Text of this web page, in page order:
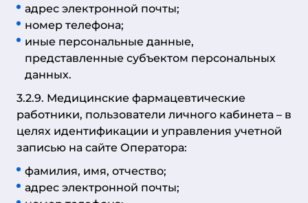
адрес электронной почты;
номер телефона;
иные персональные данные,
представленные субъектом персональных
данных.
3.2.9. Медицинские фармацевтические
работники, пользователи личного кабинета – в
целях идентификации и управления учетной
записью на сайте Оператора:
фамилия, имя, отчество;
адрес электронной почты;